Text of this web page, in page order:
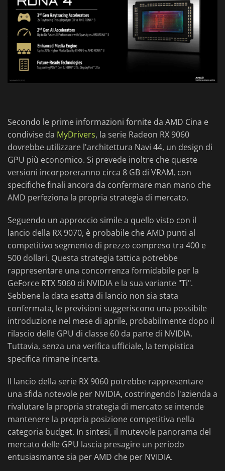
Secondo le prime informazioni fornite da AMD Cina e
condivise da MyDrivers, la serie Radeon RX 9060
dovrebbe utilizzare l'architettura Navi 44, un design di
GPU più economico. Si prevede inoltre che queste
versioni incorporeranno circa 8 GB di VRAM, con
specifiche finali ancora da confermare man mano che
AMD perfeziona la propria strategia di mercato.
Seguendo un approccio simile a quello visto con il
lancio della RX 9070, è probabile che AMD punti al
competitivo segmento di prezzo compreso tra 400 e
500 dollari. Questa strategia tattica potrebbe
rappresentare una concorrenza formidabile per la
GeForce RTX 5060 di NVIDIA e la sua variante "Ti".
Sebbene la data esatta di lancio non sia stata
confermata, le previsioni suggeriscono una possibile
introduzione nel mese di aprile, probabilmente dopo il
rilascio delle GPU di classe 60 da parte di NVIDIA.
Tuttavia, senza una verifica ufficiale, la tempistica
specifica rimane incerta.
Il lancio della serie RX 9060 potrebbe rappresentare
una sfida notevole per NVIDIA, costringendo l'azienda a
rivalutare la propria strategia di mercato se intende
mantenere la propria posizione competitiva nella
categoria budget. In sintesi, il mutevole panorama del
mercato delle GPU lascia presagire un periodo
entusiasmante sia per AMD che per NVIDIA.